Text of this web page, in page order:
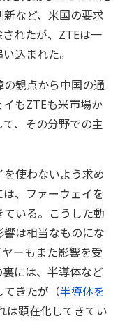
など、米国の要求
れたが、ZTEは一
込まれた。
観点から中国の通
もZTEも米市場か
、その分野での主
使わないよう求め
、ファーウェイを
いる。こうした動
は相当なものにな
ーもまた影響を受
には、半導体など
てきたが（半導体を
は顕在化してきてい